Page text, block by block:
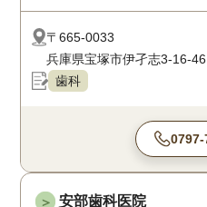
〒665-0033
兵庫県宝塚市伊孑志3-16-46
歯科
＞ 安部歯科医院